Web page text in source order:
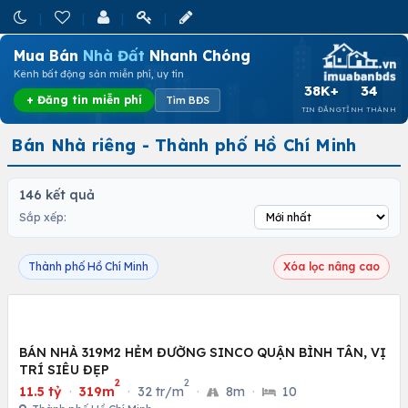
Mua Bán Nhà Đất Nhanh Chóng
Kênh bất động sản miễn phí, uy tín
+ Đăng tin miễn phí Tìm BĐS
38K+
TIN ĐĂNG
34
TỈNH THÀNH
Bán Nhà riêng - Thành phố Hồ Chí Minh
146 kết quả
Sắp xếp:
Thành phố Hồ Chí Minh Xóa lọc nâng cao
BÁN NHÀ 319M2 HẺM ĐƯỜNG SINCO QUẬN BÌNH TÂN, VỊ
TRÍ SIÊU ĐẸP
11.5 tỷ · 319m
2
· 32 tr/m
2
· 8m · 10